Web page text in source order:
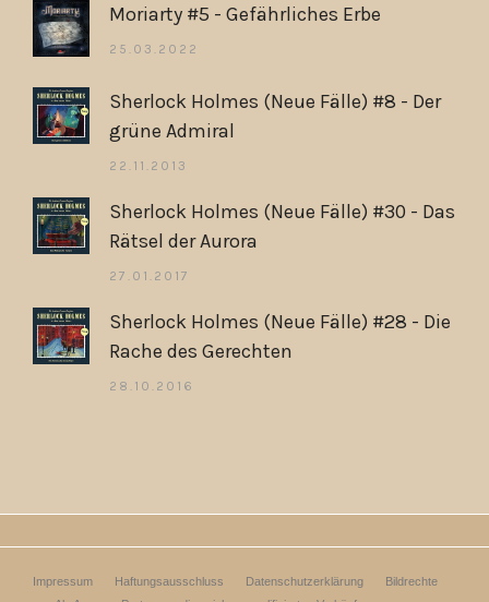
Moriarty #5 - Gefährliches Erbe
25.03.2022
Sherlock Holmes (Neue Fälle) #8 - Der
grüne Admiral
22.11.2013
Sherlock Holmes (Neue Fälle) #30 - Das
Rätsel der Aurora
27.01.2017
Sherlock Holmes (Neue Fälle) #28 - Die
Rache des Gerechten
28.10.2016
Impressum Haftungsausschluss Datenschutzerklärung
Bildrechte